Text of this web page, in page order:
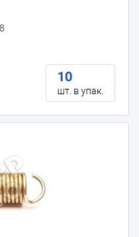
10
шт. в упак.